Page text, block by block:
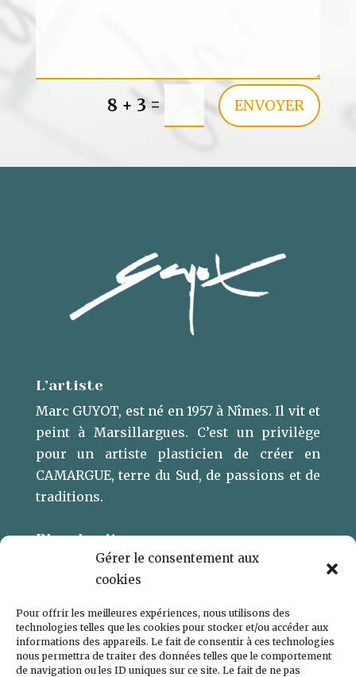
Gérer le consentement aux
cookies
Pour offrir les meilleures expériences, nous utilisons des
technologies telles que les cookies pour stocker et/ou accéder aux
informations des appareils. Le fait de consentir à ces technologies
nous permettra de traiter des données telles que le comportement
de navigation ou les ID uniques sur ce site. Le fait de ne pas
8 + 3 = ENVOYER
L’artiste
Marc GUYOT, est né en 1957 à Nîmes. Il vit et
peint à Marsillargues. ​C’est un privilège
pour un artiste plasticien de créer en
CAMARGUE, terre du Sud, de passions et de
traditions.
Plan du site
L’ARTISTE
CONTACT
POLITIQUE DE COOKIES (UE)